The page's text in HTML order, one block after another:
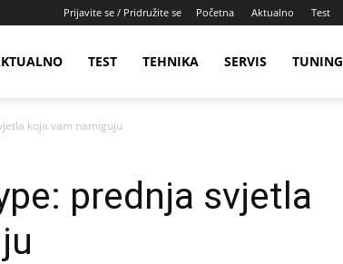
Prijavite se / Pridružite se Početna Aktualno Test
TEST TEHNIKA SERVIS TUNING
koja vam namiguju
prednja svjetla